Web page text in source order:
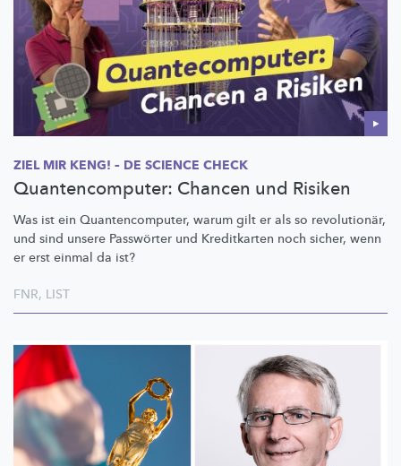
ZIEL MIR KENG! – DE SCIENCE CHECK
Quantencomputer: Chancen und Risiken
Was ist ein Quantencomputer, warum gilt er als so revolutionär,
und sind unsere Passwörter und Kreditkarten noch sicher, wenn
er erst einmal da ist?
FNR, LIST